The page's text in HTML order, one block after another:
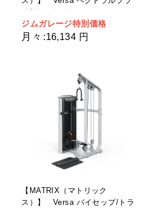
イ/リアデルト
ジムガレージ特別価格
月々 :16,134 円
【MATRIX（マトリック
ス）】 Versa バイセップ/トラ